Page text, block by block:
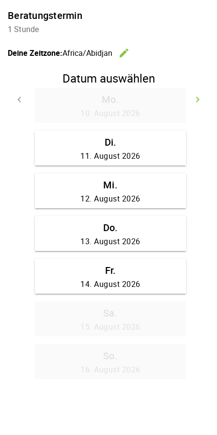
Beratungstermin
1 Stunde
Deine Zeitzone:Africa/Abidjan
edit
Datum auswählen
keyboard_arrow_left
keyboard_arrow_right
Mo.
10. August 2026
Di.
11. August 2026
Mi.
12. August 2026
Do.
13. August 2026
Fr.
14. August 2026
Sa.
15. August 2026
So.
16. August 2026